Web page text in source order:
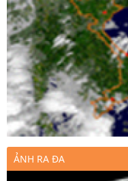
ẢNH RA ĐA